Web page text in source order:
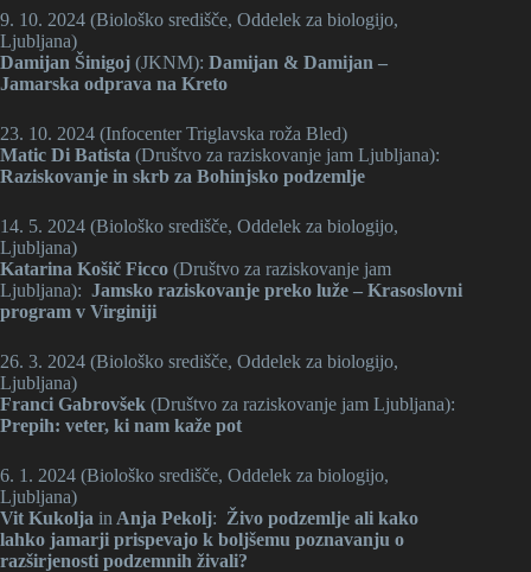
9. 10. 2024 (Biološko središče, Oddelek za biologijo,
Ljubljana)
Damijan Šinigoj (JKNM): Damijan & Damijan –
Jamarska odprava na Kreto
23. 10. 2024 (Infocenter Triglavska roža Bled)
Matic Di Batista (Društvo za raziskovanje jam Ljubljana):
Raziskovanje in skrb za Bohinjsko podzemlje
14. 5. 2024 (Biološko središče, Oddelek za biologijo,
Ljubljana)
Katarina Košič Ficco (Društvo za raziskovanje jam
Ljubljana): Jamsko raziskovanje preko luže – Krasoslovni
program v Virginiji
26. 3. 2024 (Biološko središče, Oddelek za biologijo,
Ljubljana)
Franci Gabrovšek (Društvo za raziskovanje jam Ljubljana):
Prepih: veter, ki nam kaže pot
6. 1. 2024 (Biološko središče, Oddelek za biologijo,
Ljubljana)
Vit Kukolja in Anja Pekolj: Živo podzemlje ali kako
lahko jamarji prispevajo k boljšemu poznavanju o
razširjenosti podzemnih živali?